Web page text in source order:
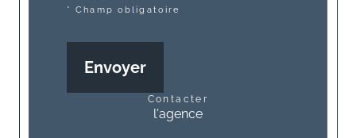
* Champ obligatoire
Envoyer
contacter
l'agence